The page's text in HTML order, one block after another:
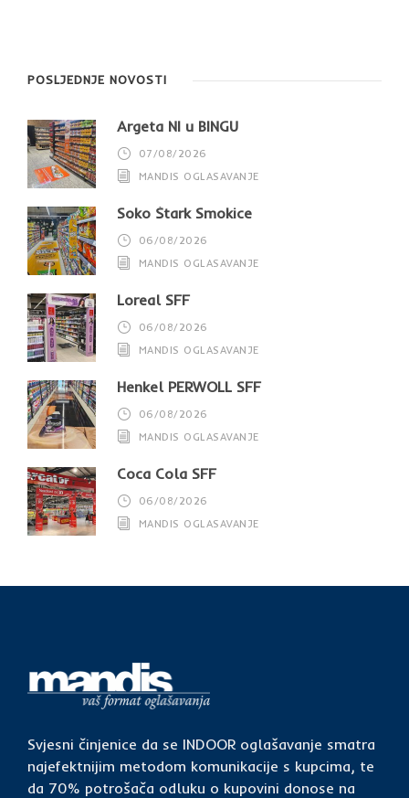
POSLJEDNJE NOVOSTI
Argeta NI u BINGU
07/08/2026
MANDIS OGLASAVANJE
Soko Štark Smokice
06/08/2026
MANDIS OGLASAVANJE
Loreal SFF
06/08/2026
MANDIS OGLASAVANJE
Henkel PERWOLL SFF
06/08/2026
MANDIS OGLASAVANJE
Coca Cola SFF
06/08/2026
MANDIS OGLASAVANJE
Svjesni činjenice da se INDOOR oglašavanje smatra
najefektnijim metodom komunikacije s kupcima, te
da 70% potrošača odluku o kupovini donose na